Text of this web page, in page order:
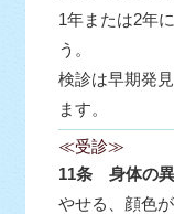
1年または2年
う。
検診は早期発
ます。
≪受診≫
11条 身体の異
やせる、顔色